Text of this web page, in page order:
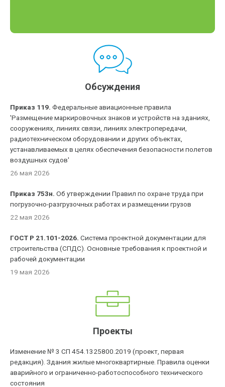
Обсуждения
Приказ 119. Федеральные авиационные правила
'Размещение маркировочных знаков и устройств на зданиях,
сооружениях, линиях связи, линиях электропередачи,
радиотехническом оборудовании и других объектах,
устанавливаемых в целях обеспечения безопасности полетов
воздушных судов'
26 мая 2026
Приказ 753н. Об утверждении Правил по охране труда при
погрузочно-разгрузочных работах и размещении грузов
22 мая 2026
ГОСТ Р 21.101-2026. Система проектной документации для
строительства (СПДС). Основные требования к проектной и
рабочей документации
19 мая 2026
Проекты
Изменение № 3 СП 454.1325800.2019 (проект, первая
редакция). Здания жилые многоквартирные. Правила оценки
аварийного и ограниченно-работоспособного технического
состояния